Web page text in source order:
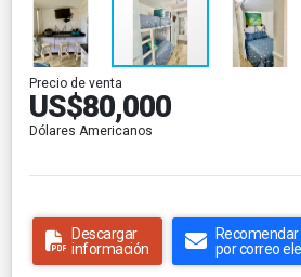
Precio de venta
US$80,000
Dólares Americanos
Descargar
información
por correo